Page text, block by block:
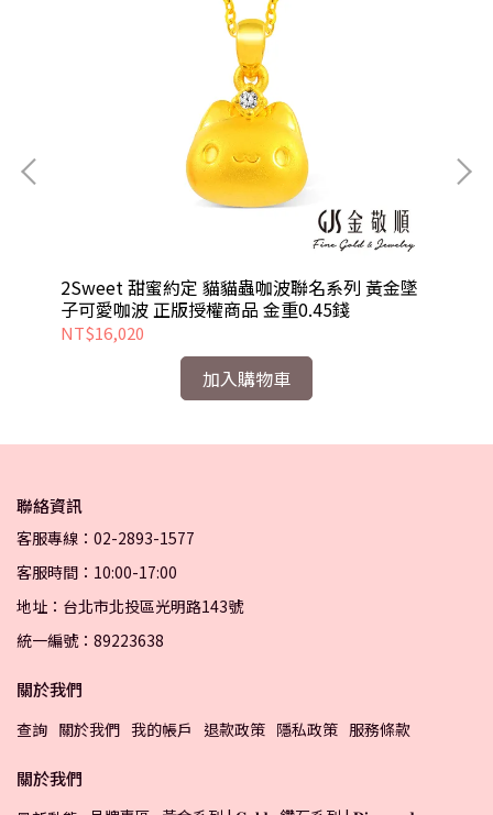
2Sweet 甜蜜約定 貓貓蟲咖波聯名系列 黃金墜
子可愛咖波 正版授權商品 金重0.45錢
NT$16,020
加入購物車
聯絡資訊
客服專線：02-2893-1577
客服時間：10:00-17:00
地址：台北市北投區光明路143號
統一編號：89223638
關於我們
查詢 關於我們 我的帳戶 退款政策 隱私政策 服務條款
關於我們